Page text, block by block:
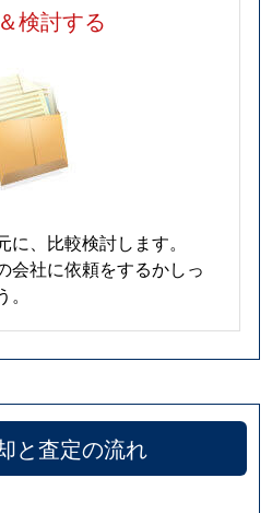
検討する
、比較検討します。
会社に依頼をするかしっ
と査定の流れ